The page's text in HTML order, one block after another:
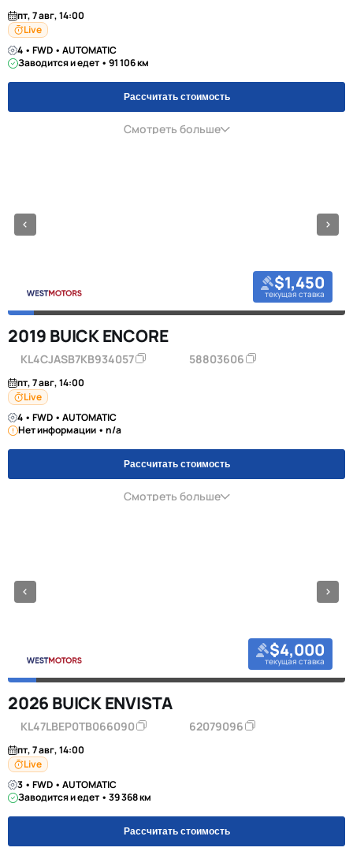
пт, 7 авг, 14:00
Live
4 • FWD • AUTOMATIC
Заводится и едет • 91 106 км
Рассчитать стоимость
Смотреть больше
$1,450
текущая ставка
2019 BUICK ENCORE
KL4CJASB7KB934057 58803606
пт, 7 авг, 14:00
Live
4 • FWD • AUTOMATIC
Нет информации • n/a
Рассчитать стоимость
Смотреть больше
$4,000
текущая ставка
2026 BUICK ENVISTA
KL47LBEP0TB066090 62079096
пт, 7 авг, 14:00
Live
3 • FWD • AUTOMATIC
Заводится и едет • 39 368 км
Рассчитать стоимость